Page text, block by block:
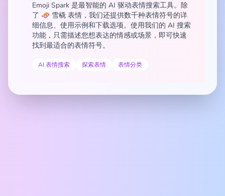
Emoji Spark 是最智能的 AI 驱动表情搜索工具。除
了 🛷 雪橇 表情，我们还提供数千种表情符号的详
细信息、使用示例和下载选项。使用我们的 AI 搜索
功能，只需描述您想表达的情感或场景，即可快速
找到最适合的表情符号。
AI 表情搜索 探索表情 表情分类